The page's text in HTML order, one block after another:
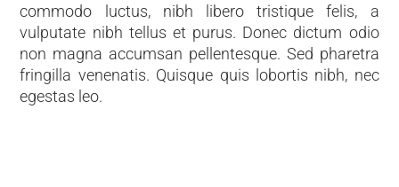
commodo luctus, nibh libero tristique felis, a
vulputate nibh tellus et purus. Donec dictum odio
non magna accumsan pellentesque. Sed pharetra
fringilla venenatis. Quisque quis lobortis nibh, nec
egestas leo.